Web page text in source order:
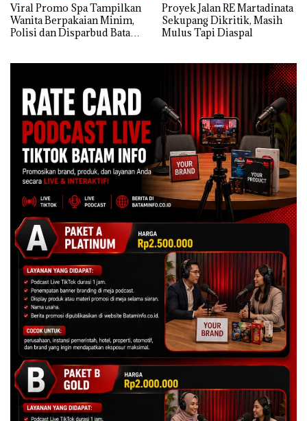
Viral Promo Spa Tampilkan
Wanita Berpakaian Minim,
Polisi dan Disparbud Batam
Proyek Jalan RE Martadinata
Sekupang Dikritik, Masih
Mulus Tapi Diaspal